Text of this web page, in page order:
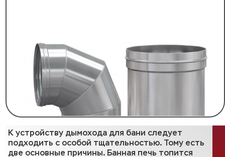
К устройству дымохода для бани следует
подходить с особой тщательностью. Тому есть
две основные причины. Банная печь топится